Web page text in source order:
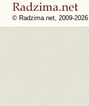
© Radzima.net, 2009-2026